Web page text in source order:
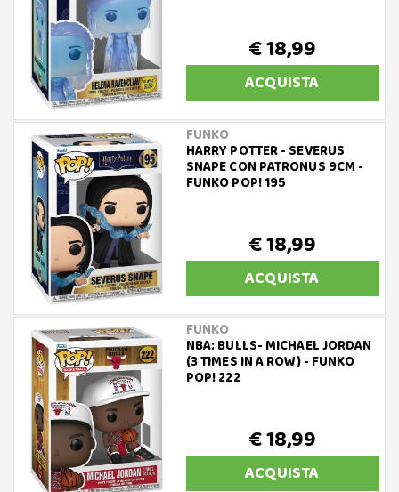
€ 18,99
ACQUISTA
FUNKO
HARRY POTTER - SEVERUS
SNAPE CON PATRONUS 9CM -
FUNKO POP! 195
€ 18,99
ACQUISTA
FUNKO
NBA: BULLS- MICHAEL JORDAN
(3 TIMES IN A ROW) - FUNKO
POP! 222
€ 18,99
ACQUISTA